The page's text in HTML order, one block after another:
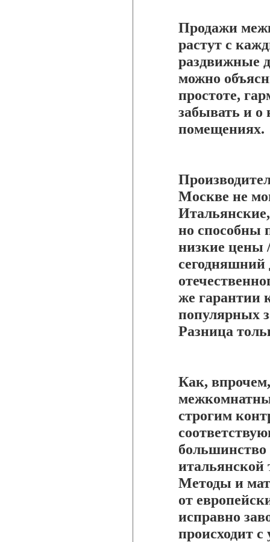
Продажи
растут с
раздвижные
можно
простоте,
забывать и о
помещениях.
Москве не
но способны
низкие цены
сегодняшний
же гарантии
популярных
Разница
Как,
строгим
итальянской
Методы и
от
исправно
происходит с